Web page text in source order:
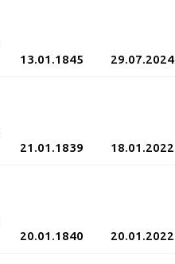
13.01.1845 29.07.2024
21.01.1839 18.01.2022
20.01.1840 20.01.2022